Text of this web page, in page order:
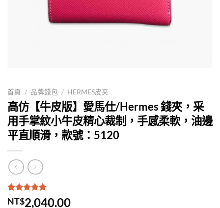
首頁 / 品牌錢包 / HERMES皮夹
高仿【牛皮版】愛馬仕/Hermes 錢夾，采
用手掌紋小牛皮精心裁制，手感柔軟，油邊
平直順滑，款號：5120
評分5.00 /
5，已有
1
位
NT$2,040.00